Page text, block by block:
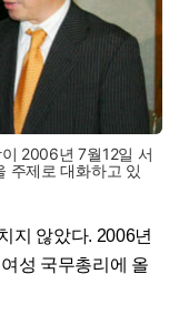
2006년 7월12일 서
주제로 대화하고 있
지 않았다. 2006년
성 국무총리에 올